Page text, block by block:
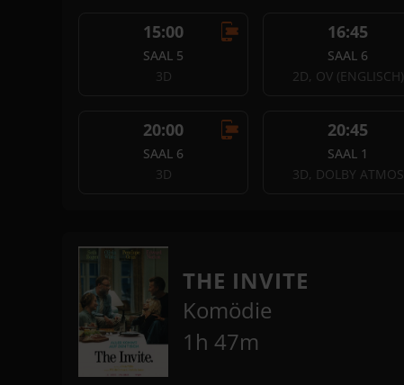
15:00
SAAL 5
3D
16:45
SAAL 6
2D, OV (ENGLISCH)
20:00
SAAL 6
3D
20:45
SAAL 1
3D, DOLBY ATMOS
THE INVITE
Komödie
1h 47m